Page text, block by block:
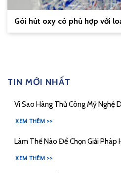
Gói hút oxy có phù hợp với
TIN MỚI NHẤT
Vì Sao Hàng Thủ Công Mỹ Nghệ
XEM THÊM >>
Làm Thế Nào Để Chọn Giải Pháp
XEM THÊM >>